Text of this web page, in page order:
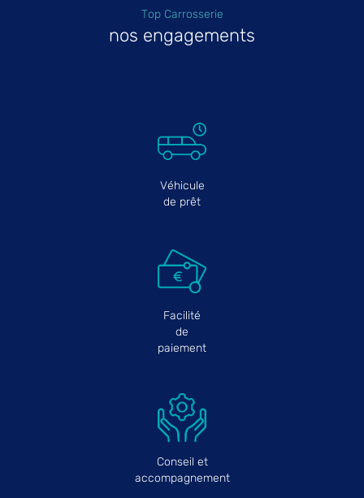
Top Carrosserie
nos engagements
Véhicule
de prêt
Facilité
de
paiement
Conseil et
accompagnement